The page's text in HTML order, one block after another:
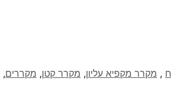
, מקרר מקפיא עליון, מקרר קטן, מקררים,